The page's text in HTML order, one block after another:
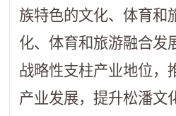
族特色的文化、体育和
化、体育和旅游融合发
战略性支柱产业地位，
产业发展，提升松潘文